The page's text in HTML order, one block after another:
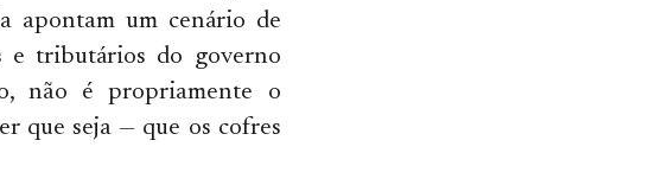
apontam um cenário de
e tributários do governo
não é propriamente o
que seja — que os cofres